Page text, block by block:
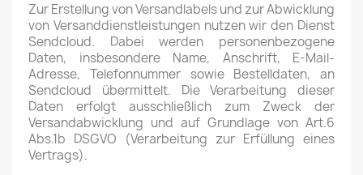
Zur Erstellung von Versandlabels und zur Abwicklung
von Versanddienstleistungen nutzen wir den Dienst
Sendcloud. Dabei werden personenbezogene
Daten, insbesondere Name, Anschrift, E-Mail-
Adresse, Telefonnummer sowie Bestelldaten, an
Sendcloud übermittelt. Die Verarbeitung dieser
Daten erfolgt ausschließlich zum Zweck der
Versandabwicklung und auf Grundlage von Art.6
Abs.1b DSGVO (Verarbeitung zur Erfüllung eines
Vertrags).